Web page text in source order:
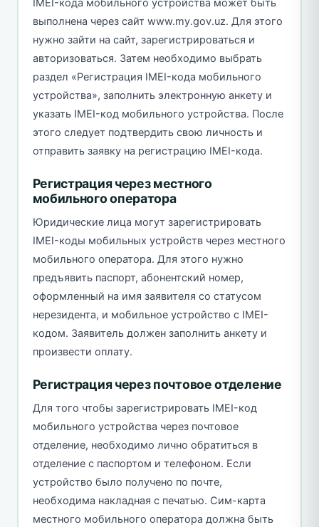
IMEI-кода мобильного устройства может быть
выполнена через сайт www.my.gov.uz. Для этого
нужно зайти на сайт, зарегистрироваться и
авторизоваться. Затем необходимо выбрать
раздел «Регистрация IMEI-кода мобильного
устройства», заполнить электронную анкету и
указать IMEI-код мобильного устройства. После
этого следует подтвердить свою личность и
отправить заявку на регистрацию IMEI-кода.
Регистрация через местного
мобильного оператора
Юридические лица могут зарегистрировать
IMEI-коды мобильных устройств через местного
мобильного оператора. Для этого нужно
предъявить паспорт, абонентский номер,
оформленный на имя заявителя со статусом
нерезидента, и мобильное устройство с IMEI-
кодом. Заявитель должен заполнить анкету и
произвести оплату.
Регистрация через почтовое отделение
Для того чтобы зарегистрировать IMEI-код
мобильного устройства через почтовое
отделение, необходимо лично обратиться в
отделение с паспортом и телефоном. Если
устройство было получено по почте,
необходима накладная с печатью. Сим-карта
местного мобильного оператора должна быть